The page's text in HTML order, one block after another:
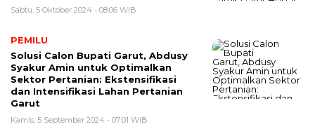
Sabtu, 5 Oktober 2024 - 08:06 WIB
PEMILU
Solusi Calon Bupati Garut, Abdusy
Syakur Amin untuk Optimalkan
Sektor Pertanian: Ekstensifikasi
dan Intensifikasi Lahan Pertanian
Garut
Kamis, 5 September 2024 - 07:01 WIB